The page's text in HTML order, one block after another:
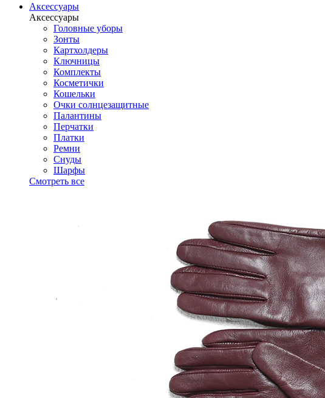
Аксессуары
Аксессуары
Головные уборы
Зонты
Картхолдеры
Ключницы
Комплекты
Косметички
Кошельки
Очки солнцезащитные
Палантины
Перчатки
Платки
Ремни
Снуды
Шарфы
Смотреть все